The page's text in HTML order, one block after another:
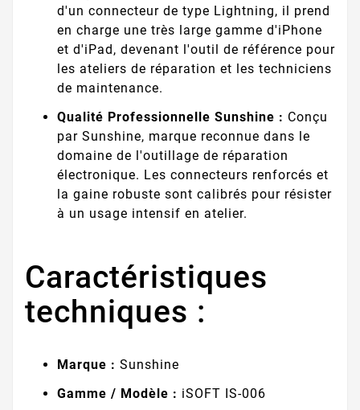
d'un connecteur de type Lightning, il prend
en charge une très large gamme d'iPhone
et d'iPad, devenant l'outil de référence pour
les ateliers de réparation et les techniciens
de maintenance.
Qualité Professionnelle Sunshine : Conçu
par Sunshine, marque reconnue dans le
domaine de l'outillage de réparation
électronique. Les connecteurs renforcés et
la gaine robuste sont calibrés pour résister
à un usage intensif en atelier.
Caractéristiques
techniques :
Marque : Sunshine
Gamme / Modèle : iSOFT IS-006